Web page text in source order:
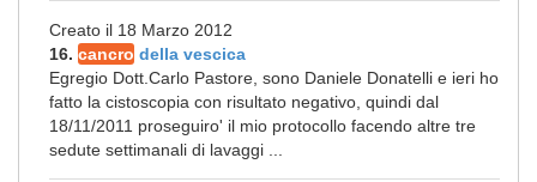
Creato il 18 Marzo 2012
16. cancro della vescica
Egregio Dott.Carlo Pastore, sono Daniele Donatelli e ieri ho
fatto la cistoscopia con risultato negativo, quindi dal
18/11/2011 proseguiro' il mio protocollo facendo altre tre
sedute settimanali di lavaggi ...